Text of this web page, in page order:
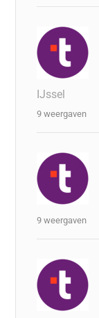
IJssel
9 weergaven
9 weergaven